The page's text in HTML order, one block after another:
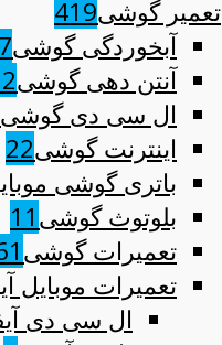
تعمیر گوشی419
آبخوردگی گوشی7
آنتن دهی گوشی
ال سی دی گوشی
اینترنت گوشی22
باتری گوشی
بلوتوث گوشی11
تعمیرات گوشی
تعمیرات موبایل
ال سی دی